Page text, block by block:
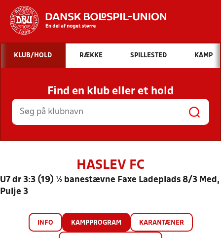
Hvad vil du søge efter?
INDHOLD OG NYHEDER
STILLINGER, RESULTATER, KLUBBER OG
HOLD
KLUB/HOLD RÆKKE SPILLESTED KAMP
Find en klub eller et hold
HASLEV FC
U7 dr 3:3 (19) ½ banestævne Faxe Ladeplads 8/3 Med,
Pulje 3
INFO KAMPPROGRAM KARANTÆNER